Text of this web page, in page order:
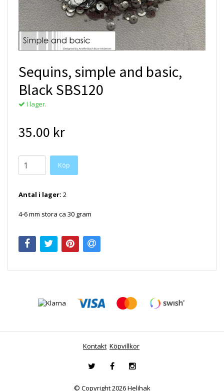
Sequins, simple and basic,
Black SBS120
I lager.
35.00 kr
Antal i lager: 2
4-6 mm stora ca 30 gram
Kontakt Köpvillkor
© Copyright 2026 Helihak